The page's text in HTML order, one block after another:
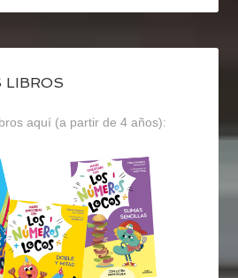
LIBROS
aquí (a partir de 4 años):